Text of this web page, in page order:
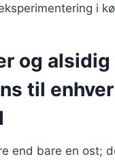
i
og alsidig
til enhver
end bare en ost;